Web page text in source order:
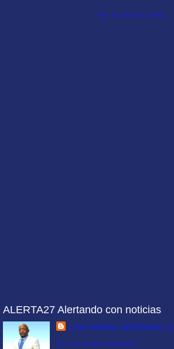
Ver la versión web
ALERTA27 Alertando con noticias
LUIS ANIBAL MEDRANO S.
Ver mi perfil completo